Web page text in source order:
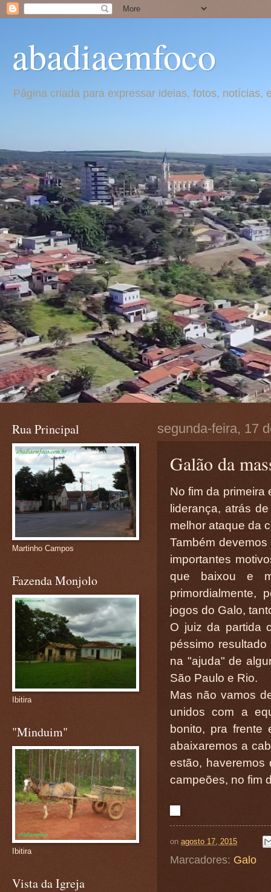
abadiaemfoco
Página criada para expressar ideias, fotos,
segunda-feira, 17
Galão da
No fim da primeira
liderança, atrás
melhor ataque da
Também
importantes
que baixou e
primordialmente,
jogos do Galo,
O juiz da partida
péssimo
na "ajuda" de
São Paulo e Rio.
Mas não vamos
unidos com a
bonito, pra
abaixaremos a
estão,
campeões, no fim
on agosto 17, 2015
Marcadores: Galo
Rua Principal
Martinho Campos
Fazenda Monjolo
Ibitira
"Minduim"
Ibitira
Vista da Igreja